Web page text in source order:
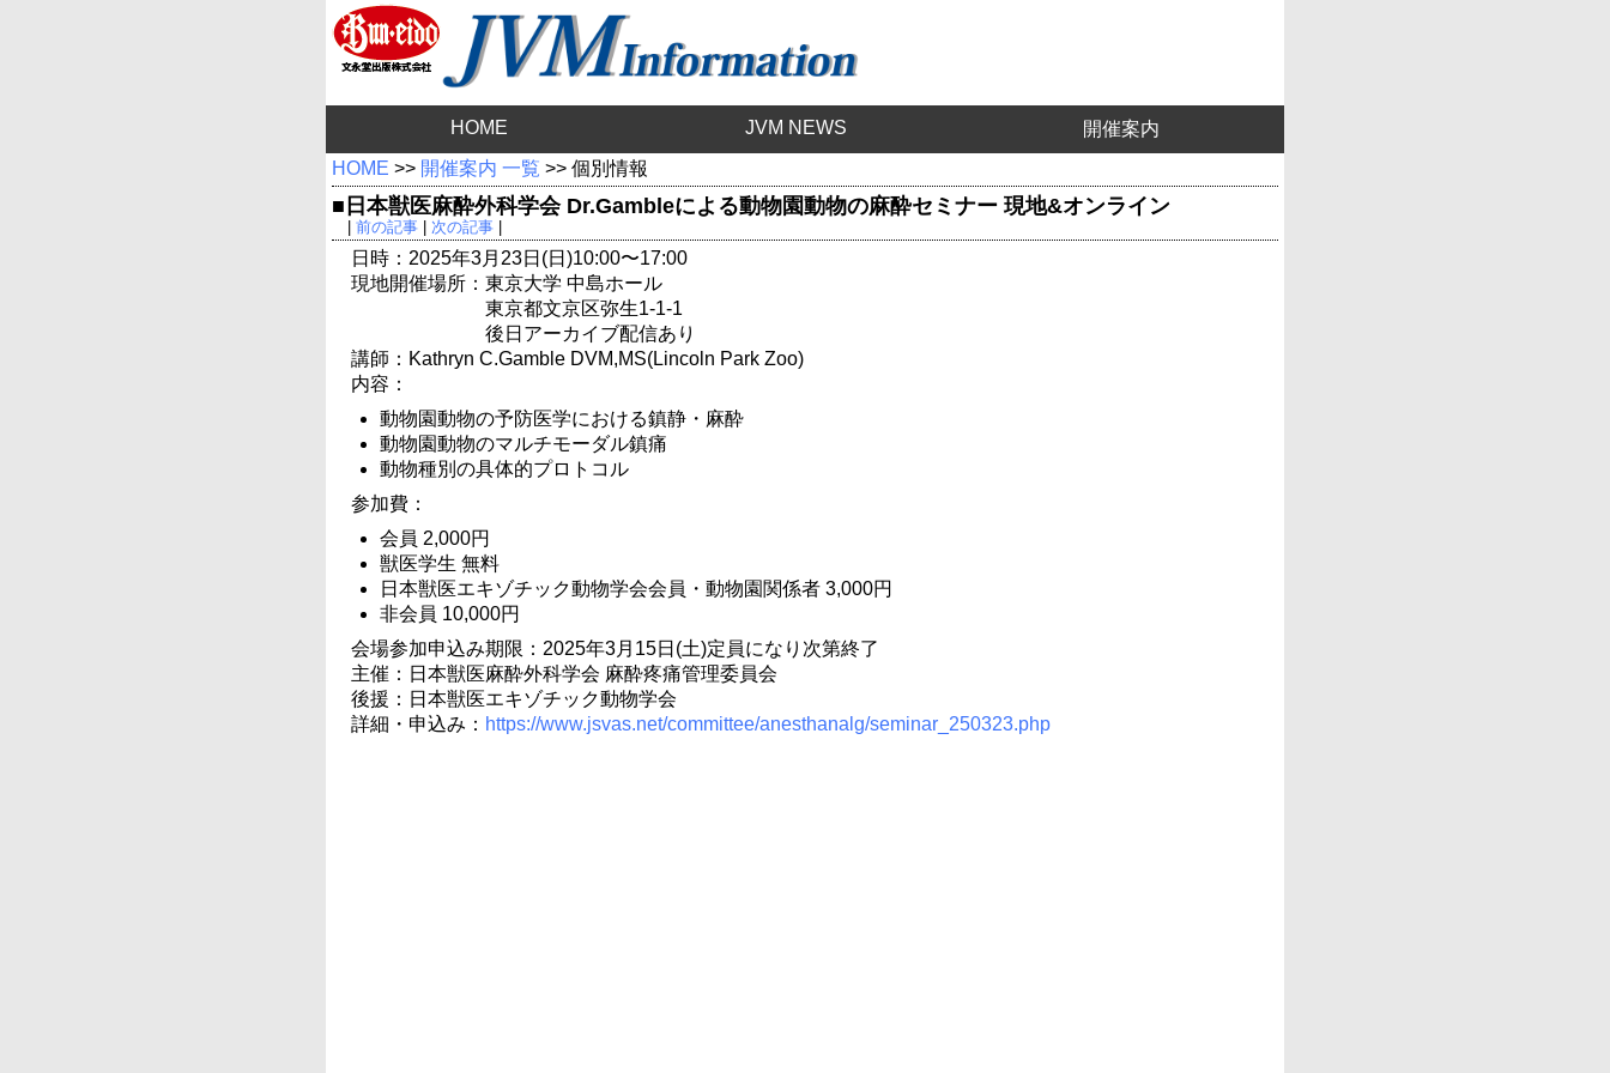
HOME JVM NEWS
開催案内
HOME >> 開催案内 一覧 >> 個別情報
■日本獣医麻酔外科学会 Dr.Gambleによる動物園動物の麻酔セミナー 現地&オンライン
前の記事| 次の記事|
日時：2025年3月23日(日)10:00〜17:00
現地開催場所：東京大学 中島ホール
東京都文京区弥生1-1-1
後日アーカイブ配信あり
講師：Kathryn C.Gamble DVM,MS(Lincoln Park Zoo)
内容：
動物園動物の予防医学における鎮静・麻酔
動物園動物のマルチモーダル鎮痛
動物種別の具体的プロトコル
参加費：
会員 2,000円
獣医学生 無料
日本獣医エキゾチック動物学会会員・動物園関係者 3,000円
非会員 10,000円
会場参加申込み期限：2025年3月15日(土)定員になり次第終了
主催：日本獣医麻酔外科学会 麻酔疼痛管理委員会
後援：日本獣医エキゾチック動物学会
詳細・申込み： https://www.jsvas.net/committee/anesthanalg/seminar_250323.php